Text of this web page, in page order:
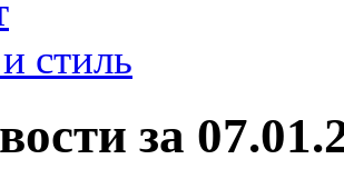
стиль
за